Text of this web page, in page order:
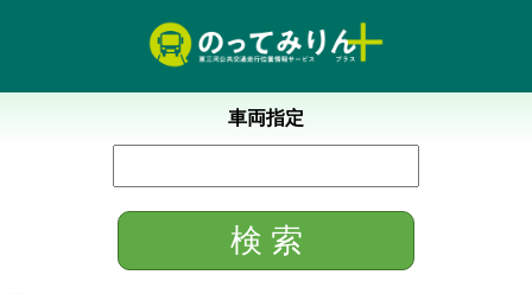
車両指定